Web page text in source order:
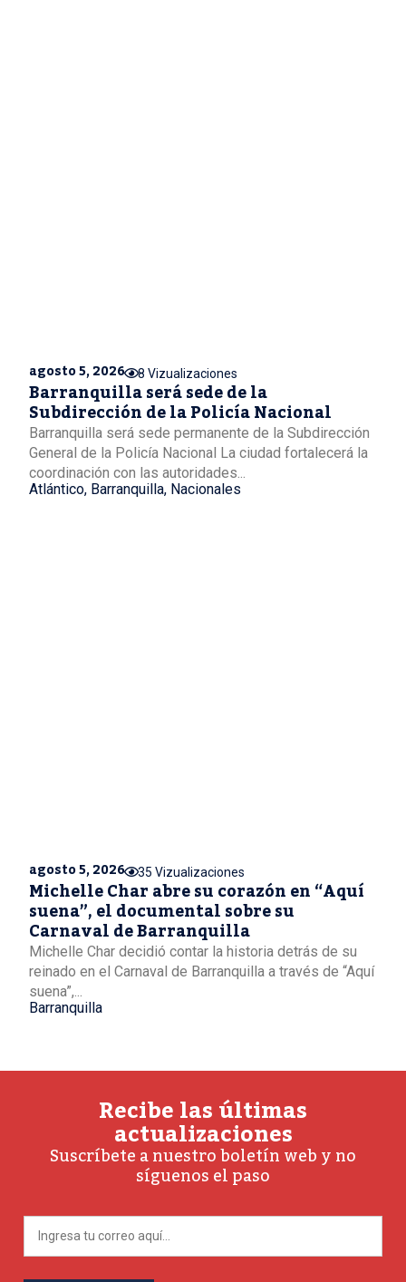
agosto 5, 2026 8 Vizualizaciones
Barranquilla será sede de la
Subdirección de la Policía Nacional
Barranquilla será sede permanente de la Subdirección
General de la Policía Nacional La ciudad fortalecerá la
coordinación con las autoridades...
Atlántico, Barranquilla, Nacionales
agosto 5, 2026 35 Vizualizaciones
Michelle Char abre su corazón en “Aquí
suena”, el documental sobre su
Carnaval de Barranquilla
Michelle Char decidió contar la historia detrás de su
reinado en el Carnaval de Barranquilla a través de “Aquí
suena”,...
Barranquilla
Recibe las últimas
actualizaciones
Suscríbete a nuestro boletín web y no
síguenos el paso